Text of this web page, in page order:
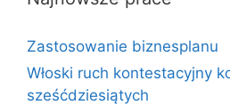
Zastosowanie biznesplanu
Włoski ruch kontestacyjny
sześćdziesiątych